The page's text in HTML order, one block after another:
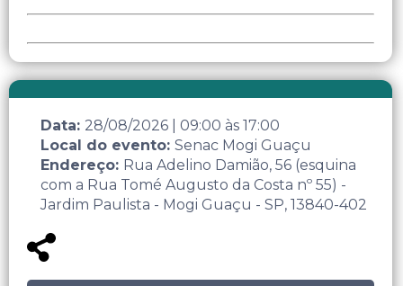
Data: 28/08/2026 09:00 às 17:00
Local do evento: Senac Mogi Guaçu
Endereço: Rua Adelino Damião, 56 (esquina
com a Rua Tomé Augusto da Costa nº 55) -
Jardim Paulista - Mogi Guaçu - SP, 13840-402